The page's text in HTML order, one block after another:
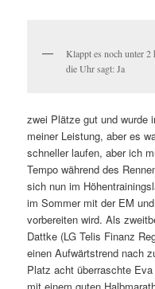
Klappt es noch unter
die Uhr sagt: Ja
zwei Plätze gut und wurde
meiner Leistung, aber es
schneller laufen, aber ich
Tempo während des
sich nun im
im Sommer mit der EM
vorbereiten wird. Als
Dattke (LG Telis Finanz
einen Aufwärtstrend nach
Platz acht überraschte
mit einem guten